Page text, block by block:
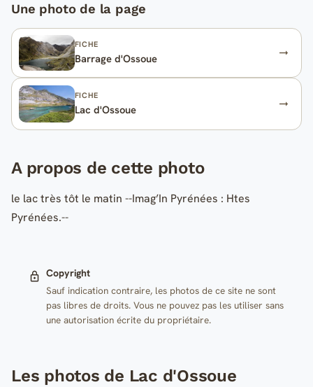
Une photo de la page
FICHE
Barrage d'Ossoue
FICHE
Lac d'Ossoue
A propos de cette photo
le lac très tôt le matin --Imag’In Pyrénées : Htes
Pyrénées.--
Copyright
Sauf indication contraire, les photos de ce site ne sont
pas libres de droits. Vous ne pouvez pas les utiliser sans
une autorisation écrite du propriétaire.
Les photos de Lac d'Ossoue